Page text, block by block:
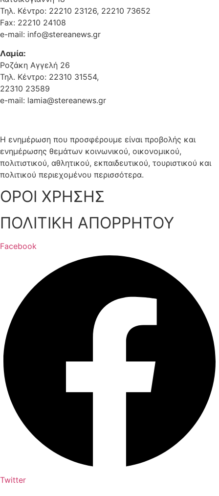
Τηλ. Κέντρο: 22210 23126, 22210 73652
Fax: 22210 24108
e-mail: info@stereanews.gr
Λαμία:
Ροζάκη Αγγελή 26
Τηλ. Κέντρο: 22310 31554,
22310 23589
e-mail: lamia@stereanews.gr
Η ενημέρωση που προσφέρουμε είναι προβολής και
ενημέρωσης θεμάτων κοινωνικού, οικονομικού,
πολιτιστικού, αθλητικού, εκπαιδευτικού, τουριστικού και
πολιτικού περιεχομένου περισσότερα.
ΟΡΟΙ ΧΡΗΣΗΣ
ΠΟΛΙΤΙΚΗ ΑΠΟΡΡΗΤΟΥ
Facebook
Twitter